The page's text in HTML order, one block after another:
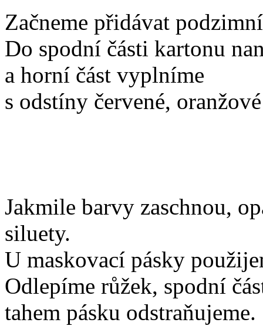
Začneme přidávat
Do spodní části kartonu
a horní část vyplníme
s odstíny červené,
Jakmile barvy zaschnou,
siluety.
U maskovací pásky
Odlepíme růžek, spodní
tahem pásku odstraňujeme.